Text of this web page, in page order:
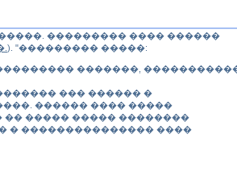
��������� ���� ������
). "��������� �����:
��������� �������,
��� ������ �
������ ���� �����
����� ����� ��������
� ��������������� ����